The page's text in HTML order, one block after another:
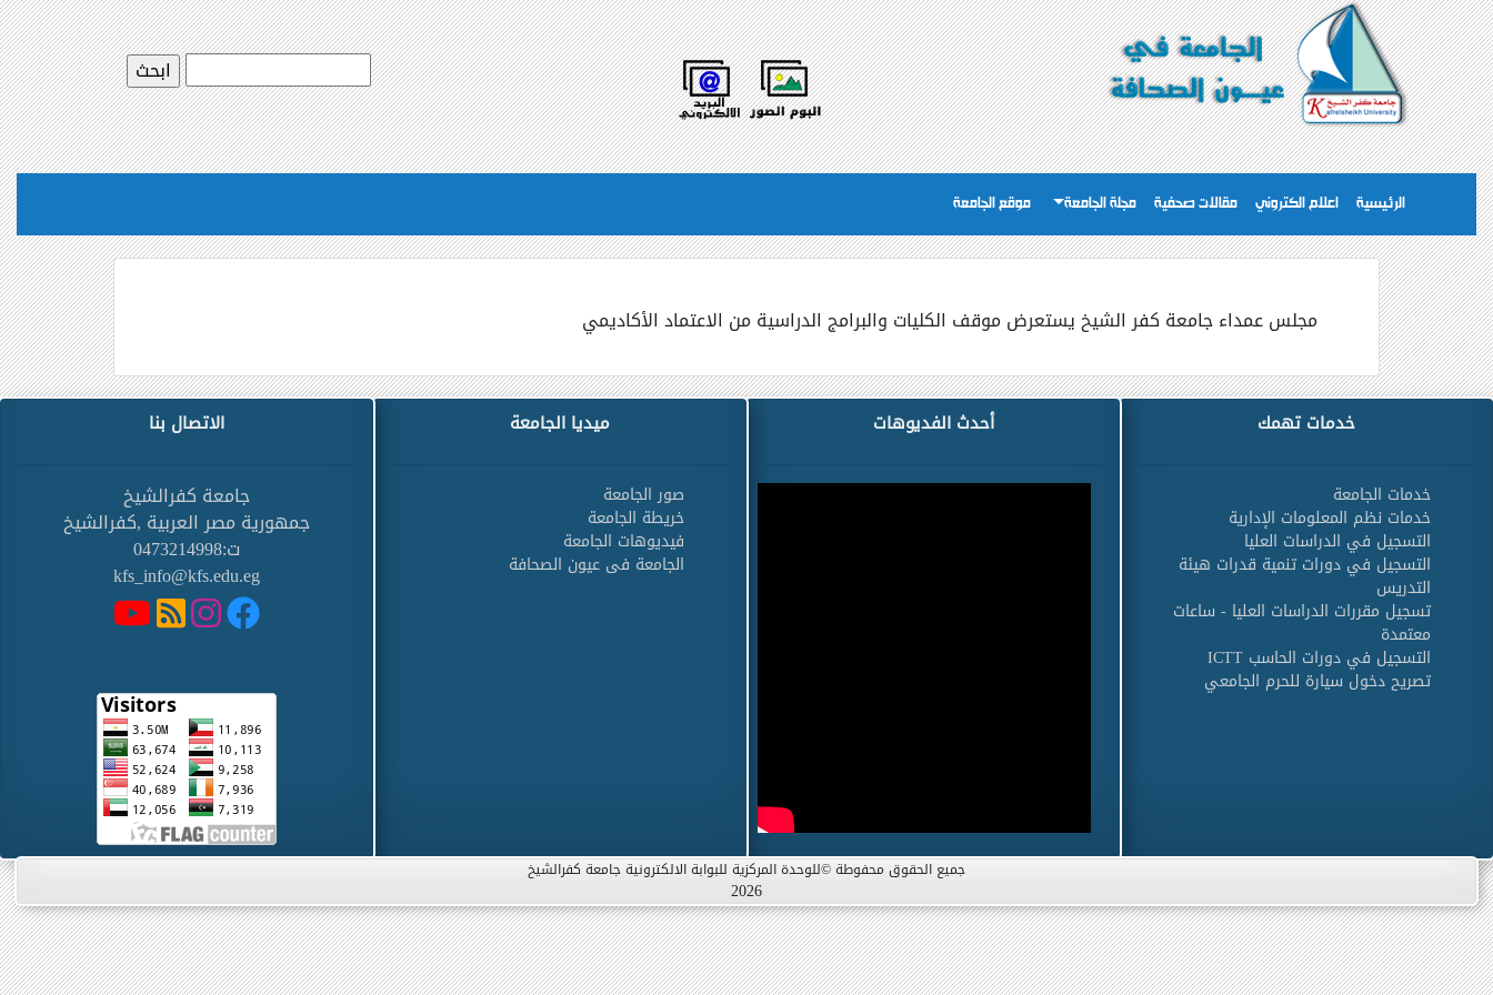
الرئيسية اعلام الكتروني مقالات صحفية مجلة الجامعة موقع الجامعة
مجلس عمداء جامعة كفر الشيخ يستعرض موقف الكليات والبرامج الدراسية من الاعتماد الأكاديمي
خدمات تهمك
خدمات الجامعة
خدمات نظم المعلومات الإدارية
التسجيل في الدراسات العليا
التسجيل في دورات تنمية قدرات هيئة
التدريس
تسجيل مقررات الدراسات العليا - ساعات
معتمدة
التسجيل في دورات الحاسب ICTT
تصريح دخول سيارة للحرم الجامعي
أحدث الفديوهات ميديا الجامعة
صور الجامعة
خريطة الجامعة
فيديوهات الجامعة
الجامعة فى عيون الصحافة
الاتصال بنا
جامعة كفرالشيخ
جمهورية مصر العربية ,كفرالشيخ
ت:0473214998
kfs_info@kfs.edu.eg
جميع الحقوق محفوطة ©للوحدة المركزية للبوابة الالكترونية جامعة كفرالشيخ
2026